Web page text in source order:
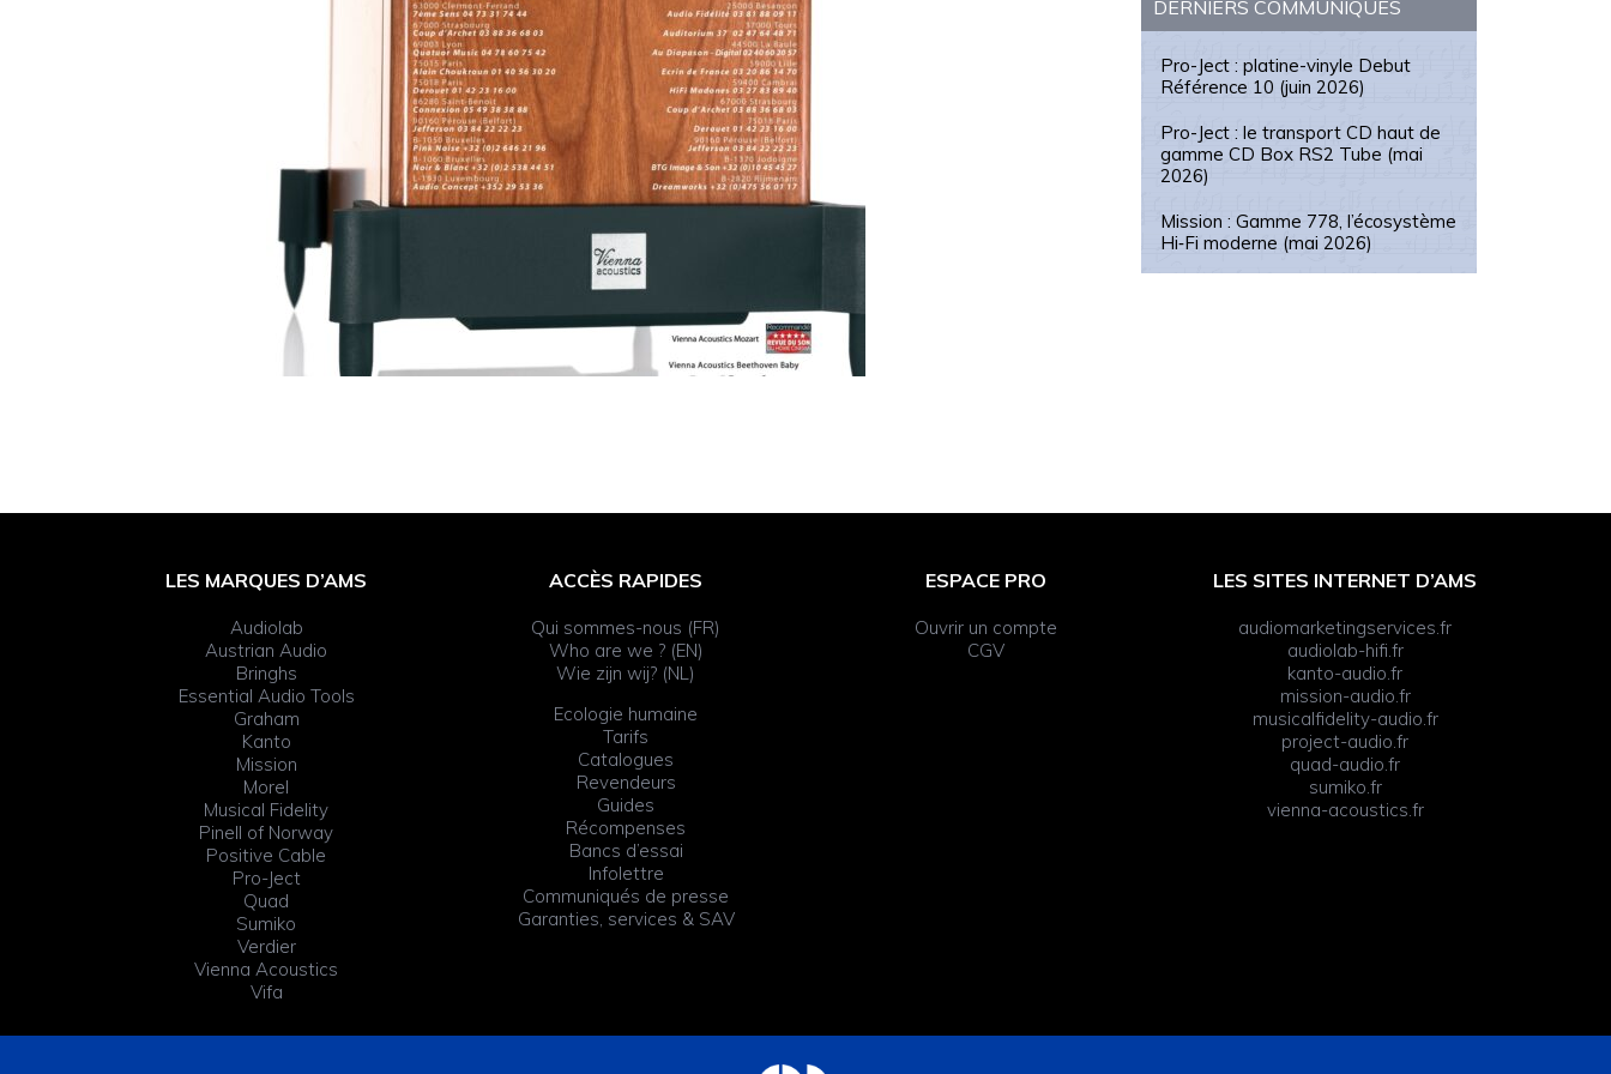
DERNIERS COMMUNIQUÉS
Pro-Ject : platine-vinyle Debut
Référence 10 (juin 2026)
Pro-Ject : le transport CD haut de
gamme CD Box RS2 Tube (mai
2026)
Mission : Gamme 778, l’écosystème
Hi‑Fi moderne (mai 2026)
FooterLES MARQUES D’AMS
Audiolab
Austrian Audio
Bringhs
Essential Audio Tools
Graham
Kanto
Mission
Morel
Musical Fidelity
Pinell of Norway
Positive Cable
Pro-Ject
Quad
Sumiko
Verdier
Vienna Acoustics
Vifa
ACCÈS RAPIDES
Qui sommes-nous (FR)
Who are we ? (EN)
Wie zijn wij? (NL)
Ecologie humaine
Tarifs
Catalogues
Revendeurs
Guides
Récompenses
Bancs d’essai
Infolettre
Communiqués de presse
Garanties, services & SAV
ESPACE PRO
Ouvrir un compte
CGV
LES SITES INTERNET D’AMS
audiomarketingservices.fr
audiolab-hifi.fr
kanto-audio.fr
mission-audio.fr
musicalfidelity-audio.fr
project-audio.fr
quad-audio.fr
sumiko.fr
vienna-acoustics.fr